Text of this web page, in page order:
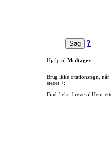
?
Hjælp til Modtager:
Brug ikke citationstegn, når
stedet +:
Find f.eks. breve til